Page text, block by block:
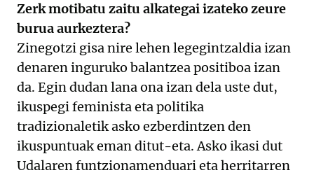
Zerk motibatu zaitu alkategai izateko zeure
burua aurkeztera?
Zinegotzi gisa nire lehen legegintzaldia izan
denaren inguruko balantzea positiboa izan
da. Egin dudan lana ona izan dela uste dut,
ikuspegi feminista eta politika
tradizionaletik asko ezberdintzen den
ikuspuntuak eman ditut-eta. Asko ikasi dut
Udalaren funtzionamenduari eta herritarren